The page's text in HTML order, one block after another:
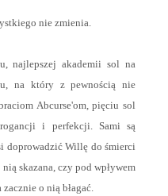
nie zmienia.
najlepszej akademii sol na
na który z pewnością nie
Abcurse'om, pięciu sol
i perfekcji. Sami są
doprowadzić Willę do śmierci
skazana, czy pod wpływem
o nią błagać.